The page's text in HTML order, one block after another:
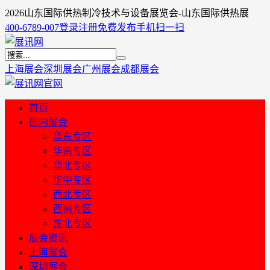
2026山东国际供热制冷技术与设备展览会-山东国际供热展
400-6789-007登录注册免费发布手机扫一扫
上海展会深圳展会广州展会成都展会
首页
国内展会
华东专区
华南专区
华北专区
华中专区
西北专区
西南专区
东北专区
展会资讯
上海展会
深圳展会